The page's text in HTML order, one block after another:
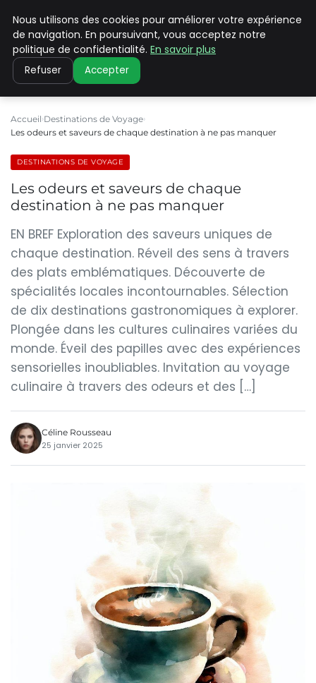
PILAT PATRIMOINES
Accueil Destinations de Voyage
Les odeurs et saveurs de chaque destination à ne pas manquer
DESTINATIONS DE VOYAGE
Les odeurs et saveurs de chaque
destination à ne pas manquer
EN BREF Exploration des saveurs uniques de
chaque destination. Réveil des sens à travers
des plats emblématiques. Découverte de
spécialités locales incontournables. Sélection
de dix destinations gastronomiques à explorer.
Plongée dans les cultures culinaires variées du
monde. Éveil des papilles avec des expériences
sensorielles inoubliables. Invitation au voyage
culinaire à travers des odeurs et des […]
Céline Rousseau
25 janvier 2025
Nous utilisons des cookies pour améliorer votre expérience
de navigation. En poursuivant, vous acceptez notre
politique de confidentialité. En savoir plus
Refuser Accepter